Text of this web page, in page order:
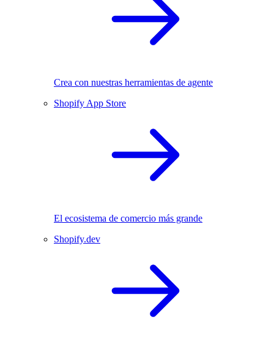
Crea con nuestras herramientas de agente
Shopify App Store
El ecosistema de comercio más grande
Shopify.dev